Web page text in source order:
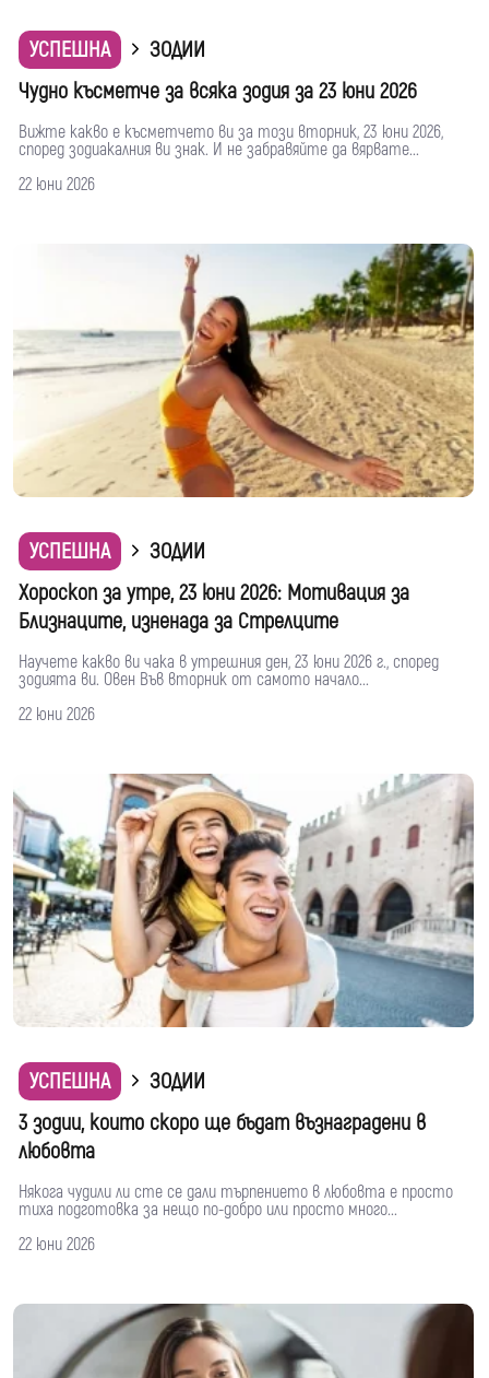
УСПЕШНА
ЗОДИИ
Чудно късметче за всяка зодия за 23 юни 2026
Вижте какво е късметчето ви за този вторник, 23 юни 2026,
според зодиакалния ви знак. И не забравяйте да вярвате...
22 юни 2026
УСПЕШНА
ЗОДИИ
Хороскоп за утре, 23 юни 2026: Мотивация за
Близнаците, изненада за Стрелците
Научете какво ви чака в утрешния ден, 23 юни 2026 г., според
зодията ви. Овен Във вторник от самото начало...
22 юни 2026
УСПЕШНА
ЗОДИИ
3 зодии, които скоро ще бъдат възнаградени в
любовта
Някога чудили ли сте се дали търпението в любовта е просто
тиха подготовка за нещо по-добро или просто много...
22 юни 2026